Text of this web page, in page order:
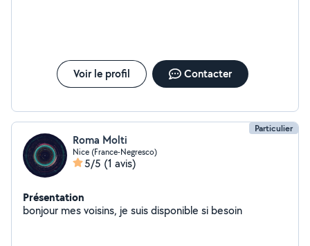
Voir le profil Contacter
Particulier
Roma Molti
Nice (France-Negresco)
5/5 (1 avis)
Présentation
bonjour mes voisins, je suis disponible si besoin